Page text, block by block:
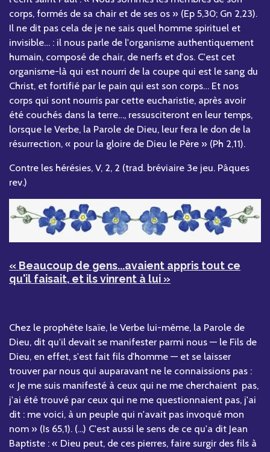
corps, formés de sa chair et de ses os » (Ep 5,30; Gn 2,23).
Il ne dit pas cela de je ne sais quel homme spirituel et
invisible… : il nous parle de l'organisme authentiquement
humain, composé de chair, de nerfs et d'os. C'est cet
organisme-là qui est nourri de la coupe qui est le sang du
Christ, et fortifié par le pain qui est son corps… Et nos
corps qui sont nourris par cette eucharistie, après avoir
été couchés dans la terre…, ressusciteront en leur temps,
lorsque le Verbe, la Parole de Dieu, leur fera le don de la
résurrection, « pour la gloire de Dieu le Père » (Ph 2,11).
Contre les hérésies, V, 2, 2 (trad. bréviaire 3e jeu. Pâques
rev.)
« Beaucoup de gens...avaient appris tout ce
qu'il faisait, et ils vinrent à lui »
Chez le prophète Isaïe, le Verbe lui-même, la Parole de
Dieu, dit qu'il devait se manifester parmi nous — le Fils de
Dieu, en effet, s'est fait fils d'homme — et se laisser
trouver par nous qui auparavant ne le connaissions pas :
« Je me suis manifesté à ceux qui ne me cherchaient pas,
j'ai été trouvé par ceux qui ne me questionnaient pas, j'ai
dit : me voici, à un peuple qui n'avait pas invoqué mon
nom » (Is 65,1). (...) C'est aussi le sens de ce qu'a dit Jean
Baptiste : « Dieu peut, de ces pierres, faire surgir des fils à